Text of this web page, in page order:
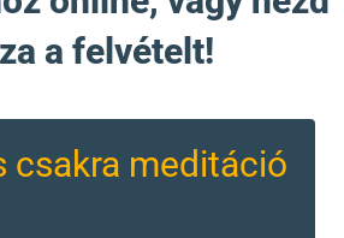
a felvételt!
csakra meditáció